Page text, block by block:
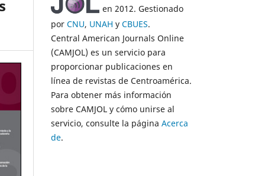
en 2012. Gestionado
por CNU, UNAH y CBUES.
Central American Journals Online
(CAMJOL) es un servicio para
proporcionar publicaciones en
línea de revistas de Centroamérica.
Para obtener más información
sobre CAMJOL y cómo unirse al
servicio, consulte la página Acerca
de.